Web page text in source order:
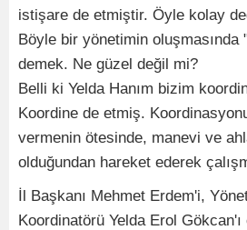
istişare de etmiştir. Öyle kolay
Böyle bir yönetimin oluşmasında
demek. Ne güzel değil mi?
Belli ki Yelda Hanım bizim
Koordine de etmiş.
vermenin ötesinde, manevi ve
olduğundan hareket ederek
İl Başkanı Mehmet Erdem'i,
Koordinatörü Yelda Erol Gökcan'ı